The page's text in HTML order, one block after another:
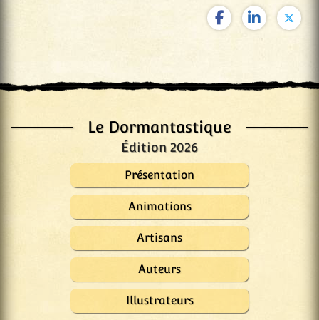
Le Dormantastique
Édition 2026
Présentation
Animations
Artisans
Auteurs
Illustrateurs